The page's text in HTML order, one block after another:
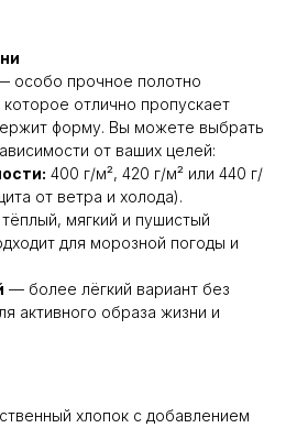
особо прочное полотно
отлично пропускает
форму. Вы можете выбрать
от ваших целей:
400 г/м², 420 г/м² или 440 г/
от ветра и холода).
мягкий и пушистый
для морозной погоды и
— более лёгкий вариант без
активного образа жизни и
хлопок с добавлением